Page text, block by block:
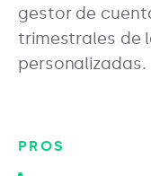
gestor de
trimestrales de
personalizadas.
PROS